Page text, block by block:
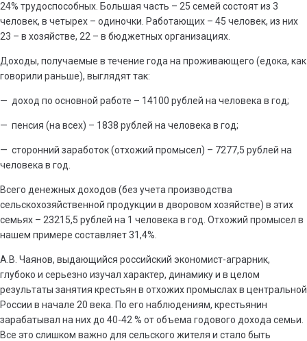
24% трудоспособных. Большая часть – 25 семей состоят из 3
человек, в четырех – одиночки. Работающих – 45 человек, из них
23 – в хозяйстве, 22 – в бюджетных организациях.
Доходы, получаемые в течение года на проживающего (едока, как
говорили раньше), выглядят так:
— доход по основной работе – 14100 рублей на человека в год;
— пенсия (на всех) – 1838 рублей на человека в год;
— сторонний заработок (отхожий промысел) – 7277,5 рублей на
человека в год.
Всего денежных доходов (без учета производства
сельскохозяйственной продукции в дворовом хозяйстве) в этих
семьях – 23215,5 рублей на 1 человека в год. Отхожий промысел в
нашем примере составляет 31,4%.
А.В. Чаянов, выдающийся российский экономист-аграрник,
глубоко и серьезно изучал характер, динамику и в целом
результаты занятия крестьян в отхожих промыслах в центральной
России в начале 20 века. По его наблюдениям, крестьянин
зарабатывал на них до 40-42 % от объема годового дохода семьи.
Все это слишком важно для сельского жителя и стало быть